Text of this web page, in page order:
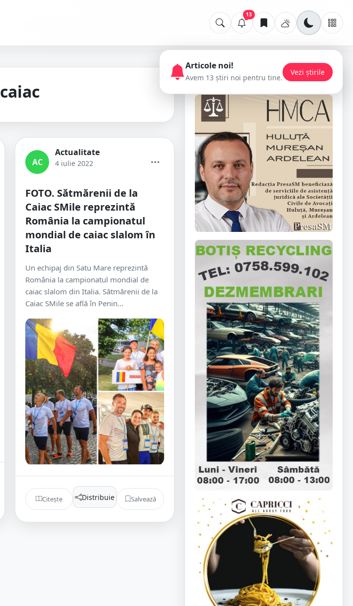
13
caiac
AC
Actualitate
4 iulie 2022
FOTO. Sătmărenii de la
Caiac SMile reprezintă
România la campionatul
mondial de caiac slalom în
Italia
Un echipaj din Satu Mare reprezintă
România la campionatul mondial de
caiac slalom din Italia. Sătmărenii de la
Caiac SMile se află în Penin...
Citește Distribuie Salvează
📢 Publicitate
Articole noi!
Avem 13 știri noi pentru tine.
Vezi știrile